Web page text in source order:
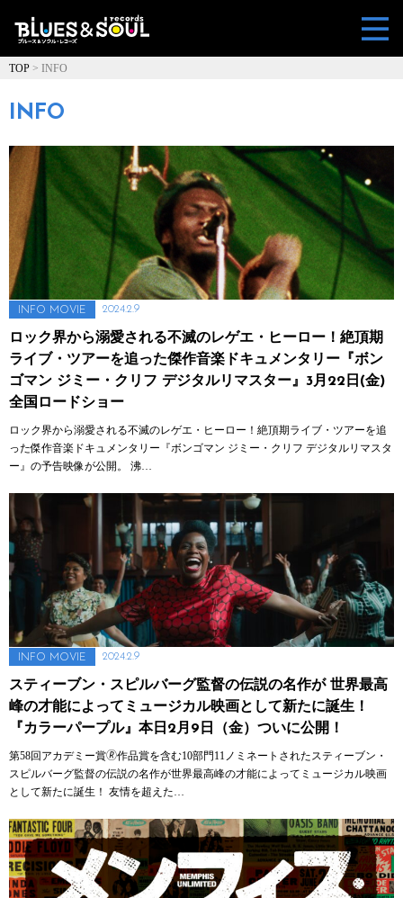
TOP > INFO
INFO
INFO MOVIE 2024.2.9
ロック界から溺愛される不滅のレゲエ・ヒーロー！絶頂期
ライブ・ツアーを追った傑作音楽ドキュメンタリー『ボン
ゴマン ジミー・クリフ デジタルリマスター』3月22日(金)
全国ロードショー
ロック界から溺愛される不滅のレゲエ・ヒーロー！絶頂期ライブ・ツアーを追
った傑作音楽ドキュメンタリー『ボンゴマン ジミー・クリフ デジタルリマスタ
ー』の予告映像が公開。 沸…
INFO MOVIE 2024.2.9
スティーブン・スピルバーグ監督の伝説の名作が 世界最高
峰の才能によってミュージカル映画として新たに誕生！
『カラーパープル』本日2月9日（金）ついに公開！
第58回アカデミー賞🄬作品賞を含む10部門11ノミネートされたスティーブン・
スピルバーグ監督の伝説の名作が世界最高峰の才能によってミュージカル映画
として新たに誕生！ 友情を超えた…